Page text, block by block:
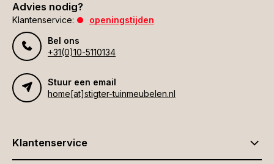
Advies nodig?
Klantenservice:
openingstijden
Bel ons
+31(0)10-5110134
Stuur een email
home[at]stigter-tuinmeubelen.nl
Klantenservice